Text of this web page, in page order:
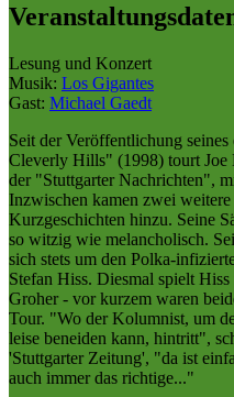
Lesung und Konzert
Musik: Los Gigantes
Gast: Michael Gaedt
Seit der Veröffentlichung
Cleverly Hills" (1998) tourt Joe
der "Stuttgarter Nachrichten",
Inzwischen kamen zwei
Kurzgeschichten hinzu. Seine
so witzig wie melancholisch.
sich stets um den Polka-
Stefan Hiss. Diesmal spielt
Groher - vor kurzem waren
Tour. "Wo der Kolumnist, um
leise beneiden kann, hintritt",
'Stuttgarter Zeitung', "da ist
auch immer das richtige..."